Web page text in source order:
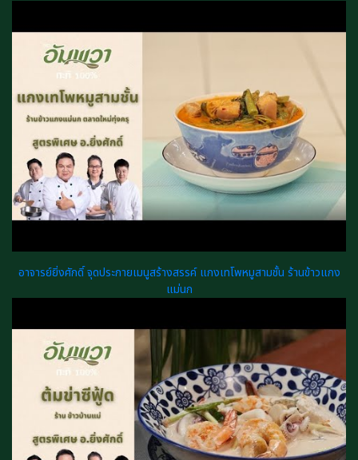
อาจารย์ยิ่งศักดิ์ จุดประกายเมนูสร้างสรรค์ แกงเทโพหมูสามชั้น ร้านข้าวแกง
แม่นก